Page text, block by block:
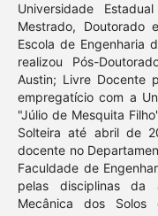
Universidade
Mestrado, Doutorado
Escola de Engenharia
realizou Pós-
Austin; Livre Docente
empregatício com a
"Júlio de Mesquita
Solteira até abril de
docente no
Faculdade de
pelas disciplinas da
Mecânica dos